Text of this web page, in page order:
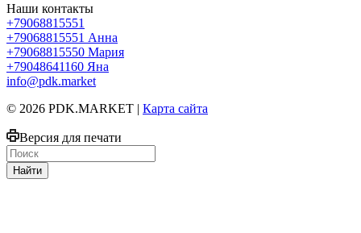
Наши контакты
+79068815551
+79068815551 Анна
+79068815550 Мария
+79048641160 Яна
info@pdk.market
© 2026 PDK.MARKET | Карта сайта
Версия для печати
Найти